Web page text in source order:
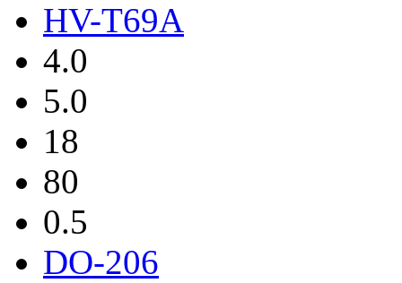
HV-T69A
4.0
5.0
18
80
0.5
DO-206